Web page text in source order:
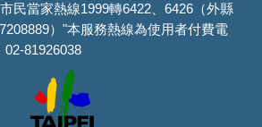
民當家熱線1999轉6422、6426（外縣
）"本服務熱線為使用者付費電
81926038
市
政